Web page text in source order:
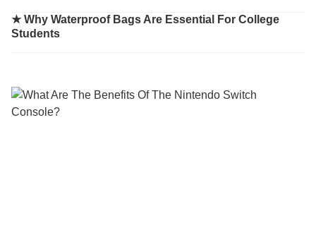
★Why Waterproof Bags Are Essential For College
Students